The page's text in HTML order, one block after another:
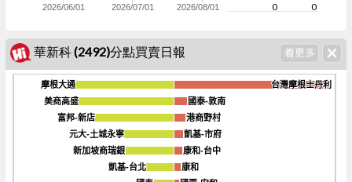
2026/06/01 2026/07/01 2026/08/01
-120k
0
0
華新科 (2492)分點買賣日報
台灣摩根士丹利
台灣摩根士丹利
國泰-敦南
國泰-敦南
港商野村
港商野村
凱基-市府
凱基-市府
康和-台中
康和-台中
康和
康和
摩根大通
摩根大通
美商高盛
美商高盛
富邦-新店
富邦-新店
元大-土城永寧
元大-土城永寧
新加坡商瑞銀
新加坡商瑞銀
凱基-台北
凱基-台北